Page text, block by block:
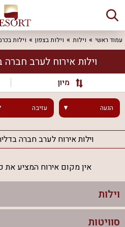
עמוד ראשי וילות וילות בצפון וילות
וילות אירוח לערב
מיון
הגעה עזיבה
וילות אירוח לערב חברה בדלית אל
אין מקום אירוח המציע את
וילות
סוויטות